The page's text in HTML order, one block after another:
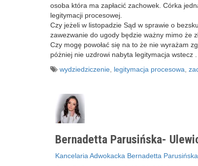
osoba która ma zapłacić zachowek. Córka
legitymacji procesowej.
Czy jeżeli w listopadzie Sąd w sprawie o
zawezwanie do ugody będzie ważny mimo że
Czy mogę powołać się na to że nie wyrażam
póżniej nie uzdrowi nabyta legitymacja wstecz .
wydziedziczenie legitymacja procesowa
Bernadetta Parusińska-
Kancelaria Adwokacka Bernadetta